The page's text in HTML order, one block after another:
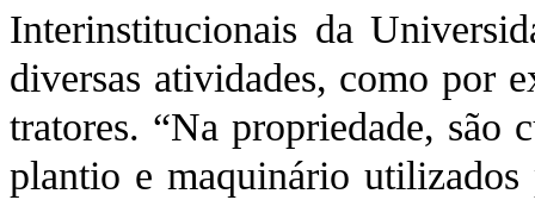
Interinstitucionais da
diversas atividades, como por
tratores. “Na propriedade, são
plantio e maquinário utilizados